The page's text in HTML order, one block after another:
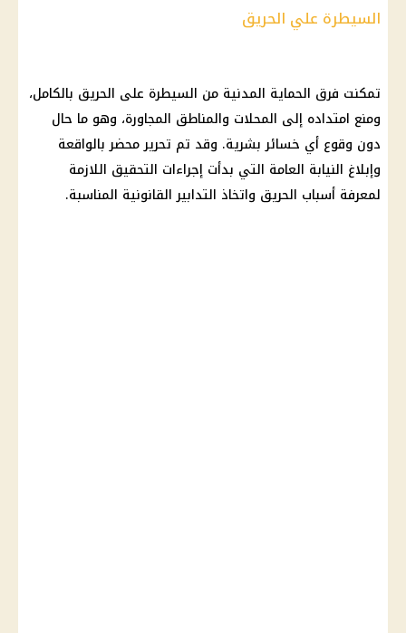
السيطرة علي الحريق
تمكنت فرق الحماية المدنية من السيطرة على الحريق بالكامل،
ومنع امتداده إلى المحلات والمناطق المجاورة، وهو ما حال
دون وقوع أي خسائر بشرية. وقد تم تحرير محضر بالواقعة
وإبلاغ النيابة العامة التي بدأت إجراءات التحقيق اللازمة
لمعرفة أسباب الحريق واتخاذ التدابير القانونية المناسبة.